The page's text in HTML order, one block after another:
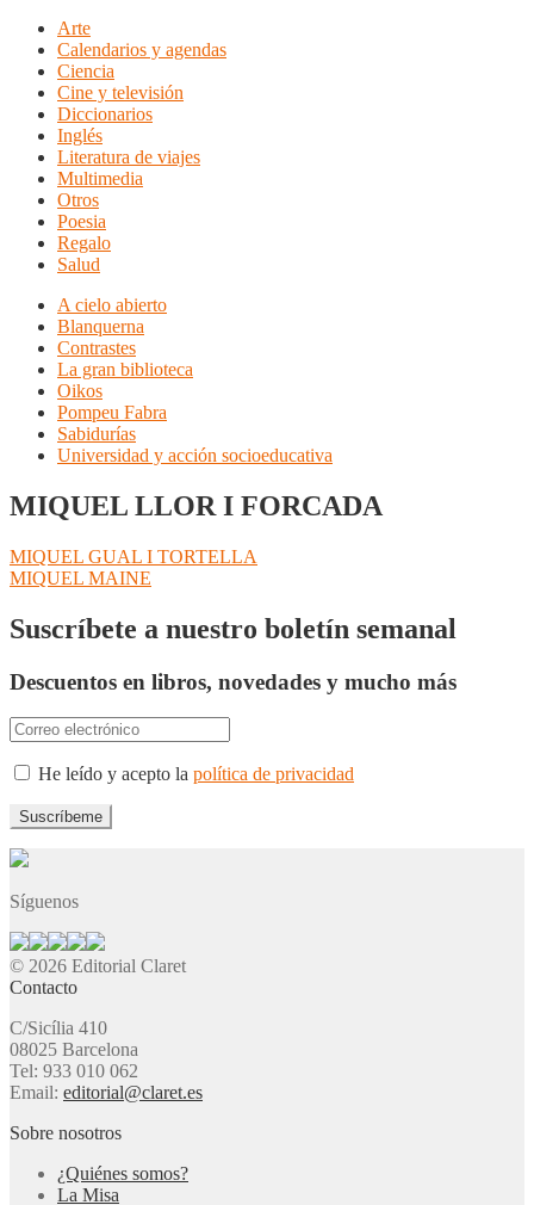
Arte
Calendarios y agendas
Ciencia
Cine y televisión
Diccionarios
Inglés
Literatura de viajes
Multimedia
Otros
Poesia
Regalo
Salud
A cielo abierto
Blanquerna
Contrastes
La gran biblioteca
Oikos
Pompeu Fabra
Sabidurías
Universidad y acción socioeducativa
MIQUEL LLOR I FORCADA
Navegación
de
entradas
Anterior:
MIQUEL GUAL I TORTELLA
Siguiente:
MIQUEL MAINE
Suscríbete a nuestro boletín semanal
Descuentos en libros, novedades y mucho más
He leído y acepto la política de privacidad
Síguenos
© 2026 Editorial Claret
Contacto
C/Sicília 410
08025 Barcelona
Tel: 933 010 062
Email: editorial@claret.es
Sobre nosotros
¿Quiénes somos?
La Misa